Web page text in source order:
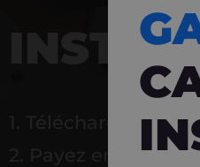
1. Téléchargez Carlo
2. Payez en